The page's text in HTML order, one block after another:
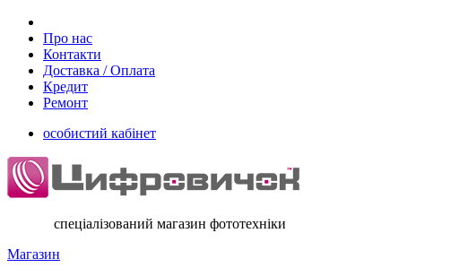
Про нас
Контакти
Доставка / Оплата
Кредит
Ремонт
особистий кабінет
спеціалізований магазин фототехніки
Магазин